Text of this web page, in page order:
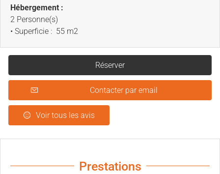
Hébergement :
2 Personne(s)
• Superficie : 55 m2
Réserver
Contacter par email
Voir tous les avis
Prestations